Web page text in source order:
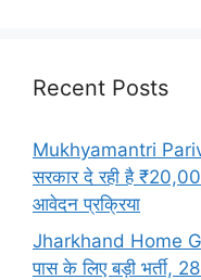
Recent Posts
Mukhyamantri
सरकार दे रही है
आवेदन प्रक्रिया
Jharkhand Home
पास के लिए बड़ी भर्ती,